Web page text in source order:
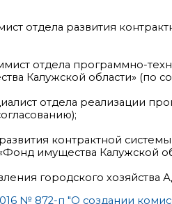
отдела развития
отдела программно-
Калужской области» (по
отдела реализации
контрактной
имущества Калужской
городского хозяйства
№ 872-п "О создании